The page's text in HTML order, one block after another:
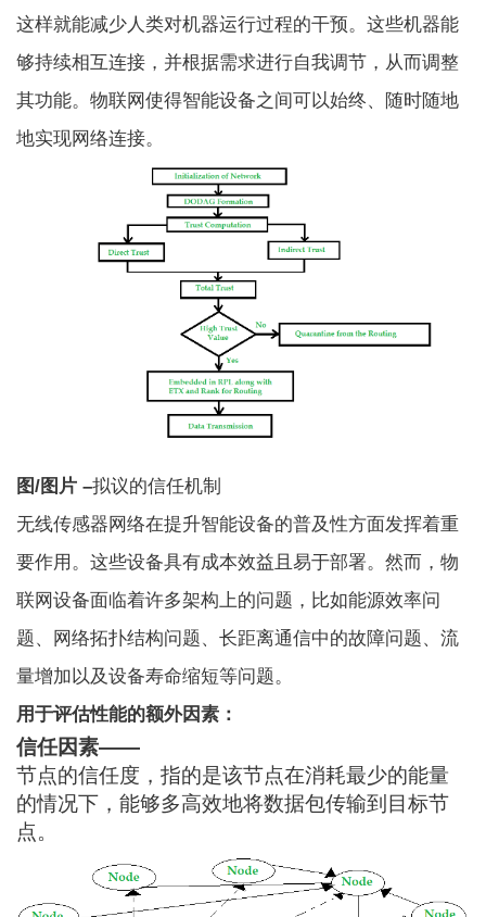
这样就能减少人类对机器运行过程的干预。这些机器能
够持续相互连接，并根据需求进行自我调节，从而调整
其功能。物联网使得智能设备之间可以始终、随时随地
地实现网络连接。
图/图片 –拟议的信任机制
无线传感器网络在提升智能设备的普及性方面发挥着重
要作用。这些设备具有成本效益且易于部署。然而，物
联网设备面临着许多架构上的问题，比如能源效率问
题、网络拓扑结构问题、长距离通信中的故障问题、流
量增加以及设备寿命缩短等问题。
用于评估性能的额外因素：
信任因素——
节点的信任度，指的是该节点在消耗最少的能量
的情况下，能够多高效地将数据包传输到目标节
点。